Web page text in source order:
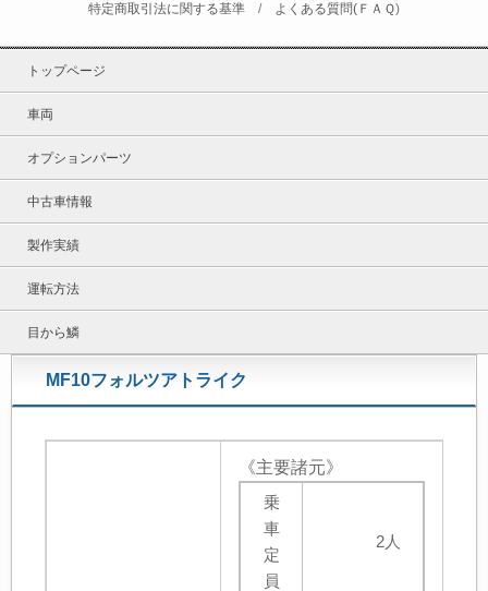
特定商取引法に関する基準 / よくある質問(ＦＡＱ)
トップページ
車両
オプションパーツ
中古車情報
製作実績
運転方法
目から鱗
MF10フォルツアトライク
《主要諸元》
乗
車
定
員
2人